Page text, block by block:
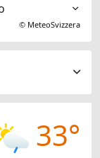
© MeteoSvizzera
33°